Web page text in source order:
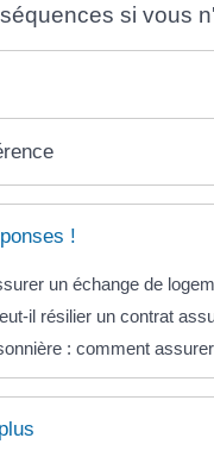
si vous
!
un échange de
il résilier un contrat
: comment